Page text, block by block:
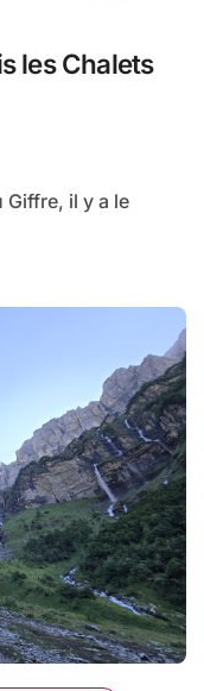
les Chalets